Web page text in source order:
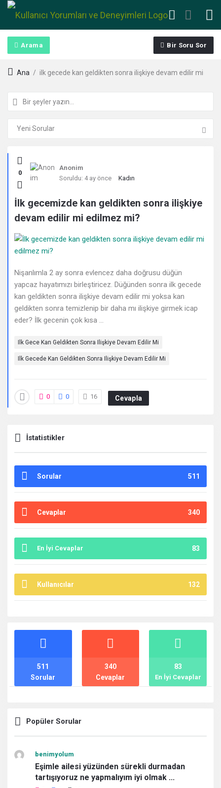
Arama Bir Soru Sor
Ana / ilk gecede kan geldikten sonra ilişkiye devam edilir mi
Kullanıcı
Yorumları
ve
Deneyimleri
En
Sorular
0
Anonim
Soruldu: 4 ay önce Kadın
İlk gecemizde kan geldikten sonra ilişkiye
devam edilir mi edilmez mi?
Nişanlımla 2 ay sonra evlencez daha doğrusu düğün
yapcaz hayatımızı birleştiricez. Düğünden sonra ilk gecede
kan geldikten sonra ilişkiye devam edilir mi yoksa kan
geldikten sonra temizlenip bir daha mı ilişkiye girmek icap
eder? İlk gecenin çok kısa ...
Ilk Gece Kan Geldikten Sonra Ilişkiye Devam Edilir Mi
Ilk Gecede Kan Geldikten Sonra Ilişkiye Devam Edilir Mi
0 0 16 Cevapla
İstatistikler
Sorular 511
Cevaplar 340
En İyi Cevaplar 83
Kullanıcılar 132
İstatistikler
Sorular
511
Cevaplar
340
En İyi Cevaplar
83
Popüler Sorular
benimyolum
Eşimle ailesi yüzünden sürekli durmadan
tartışıyoruz ne yapmalıyım iyi olmak ...